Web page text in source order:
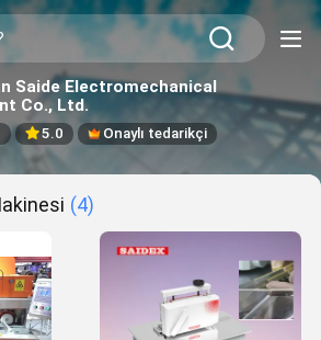
Saide Electromechanical
Co., Ltd.
5.0 Onaylı tedarikçi
(4)